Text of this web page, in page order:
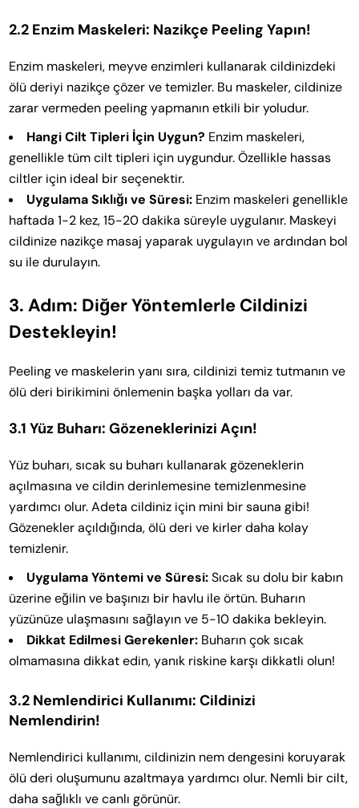
2.2 Enzim Maskeleri: Nazikçe Peeling Yapın!
Enzim maskeleri, meyve enzimleri kullanarak cildinizdeki
ölü deriyi nazikçe çözer ve temizler. Bu maskeler, cildinize
zarar vermeden peeling yapmanın etkili bir yoludur.
Hangi Cilt Tipleri İçin Uygun? Enzim maskeleri,
genellikle tüm cilt tipleri için uygundur. Özellikle hassas
ciltler için ideal bir seçenektir.
Uygulama Sıklığı ve Süresi: Enzim maskeleri genellikle
haftada 1-2 kez, 15-20 dakika süreyle uygulanır. Maskeyi
cildinize nazikçe masaj yaparak uygulayın ve ardından bol
su ile durulayın.
3. Adım: Diğer Yöntemlerle Cildinizi
Destekleyin!
Peeling ve maskelerin yanı sıra, cildinizi temiz tutmanın ve
ölü deri birikimini önlemenin başka yolları da var.
3.1 Yüz Buharı: Gözeneklerinizi Açın!
Yüz buharı, sıcak su buharı kullanarak gözeneklerin
açılmasına ve cildin derinlemesine temizlenmesine
yardımcı olur. Adeta cildiniz için mini bir sauna gibi!
Gözenekler açıldığında, ölü deri ve kirler daha kolay
temizlenir.
Uygulama Yöntemi ve Süresi:Sıcak su dolu bir kabın
üzerine eğilin ve başınızı bir havlu ile örtün. Buharın
yüzünüze ulaşmasını sağlayın ve 5-10 dakika bekleyin.
Dikkat Edilmesi Gerekenler: Buharın çok sıcak
olmamasına dikkat edin, yanık riskine karşı dikkatli olun!
3.2 Nemlendirici Kullanımı: Cildinizi
Nemlendirin!
Nemlendirici kullanımı, cildinizin nem dengesini koruyarak
ölü deri oluşumunu azaltmaya yardımcı olur. Nemli bir cilt,
daha sağlıklı ve canlı görünür.